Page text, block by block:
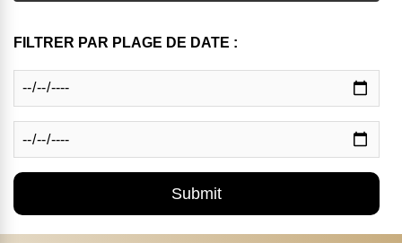
FILTRER PAR PLAGE DE DATE :